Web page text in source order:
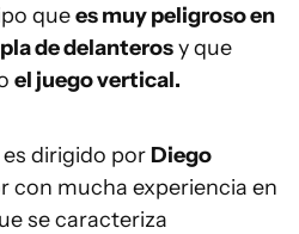
quees muy peligroso en
de delanterosy que
el juego vertical.
es dirigido por Diego
con mucha experiencia en
se caracteriza